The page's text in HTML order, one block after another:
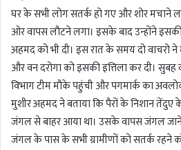
घर के सभी लोग सतर्क हो गए और शोर मचाने
ओर वापस लौटने लगा। इसके बाद उन्होंने
अहमद को भी दी। इस रात के समय दो वाचरो
और वन दरोगा को इसकी इत्तिला कर दी।
विभाग टीम मौके पहुंची और पगमार्क का
मुशीर अहमद ने बताया कि पैरों के निशान तेंदुए
जंगल से बाहर आया था। उसके वापस जंगल
जंगल के पास के सभी ग्रामीणों को सतर्क रहने